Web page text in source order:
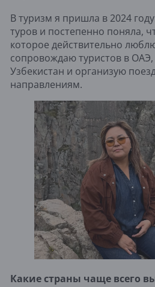
В туризм я пришла в 2024
туров и постепенно поняла,
которое действительно
сопровождаю туристов в
Узбекистан и организую
направлениям.
Какие страны чаще всего